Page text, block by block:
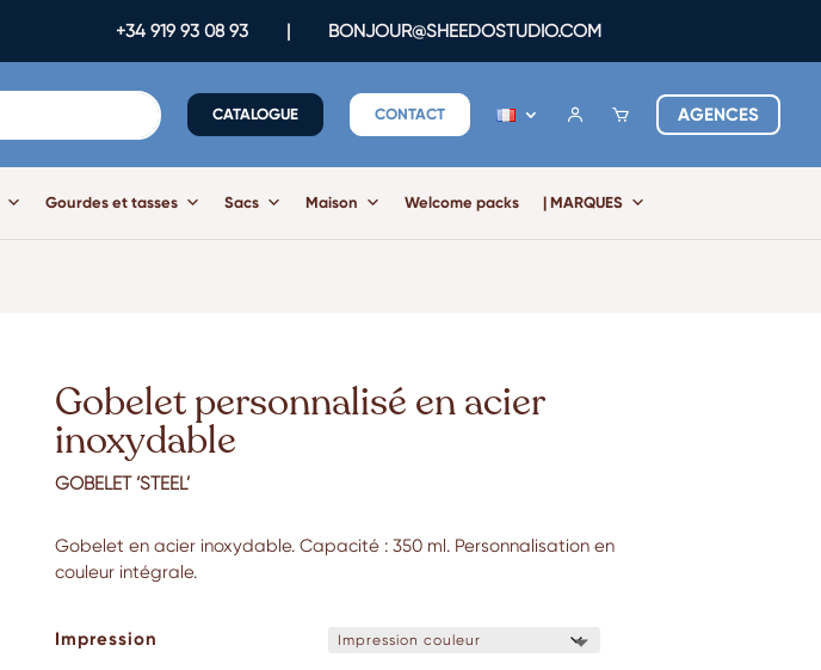
+34 919 93 08 93 | BONJOUR@SHEEDOSTUDIO.COM
CATALOGUE CONTACT AGENCES
Gourdes et tasses Sacs Maison Welcome packs | MARQUES
Gobelet personnalisé en acier
inoxydable
GOBELET ‘STEEL’
Gobelet en acier inoxydable. Capacité : 350 ml. Personnalisation en
couleur intégrale.
Impression